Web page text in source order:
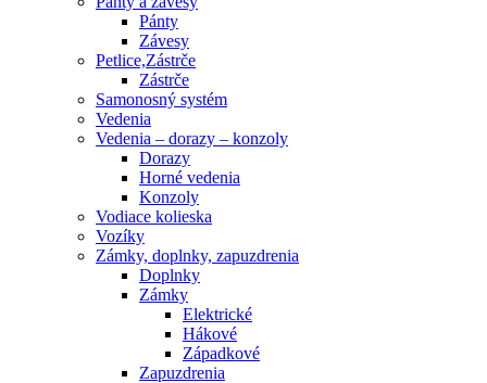
Pánty
Závesy
Petlice,Zástrče
Zástrče
Samonosný systém
Vedenia
Vedenia – dorazy – konzoly
Dorazy
Horné vedenia
Konzoly
Vodiace kolieska
Vozíky
Zámky, doplnky, zapuzdrenia
Doplnky
Zámky
Elektrické
Hákové
Západkové
Zapuzdrenia